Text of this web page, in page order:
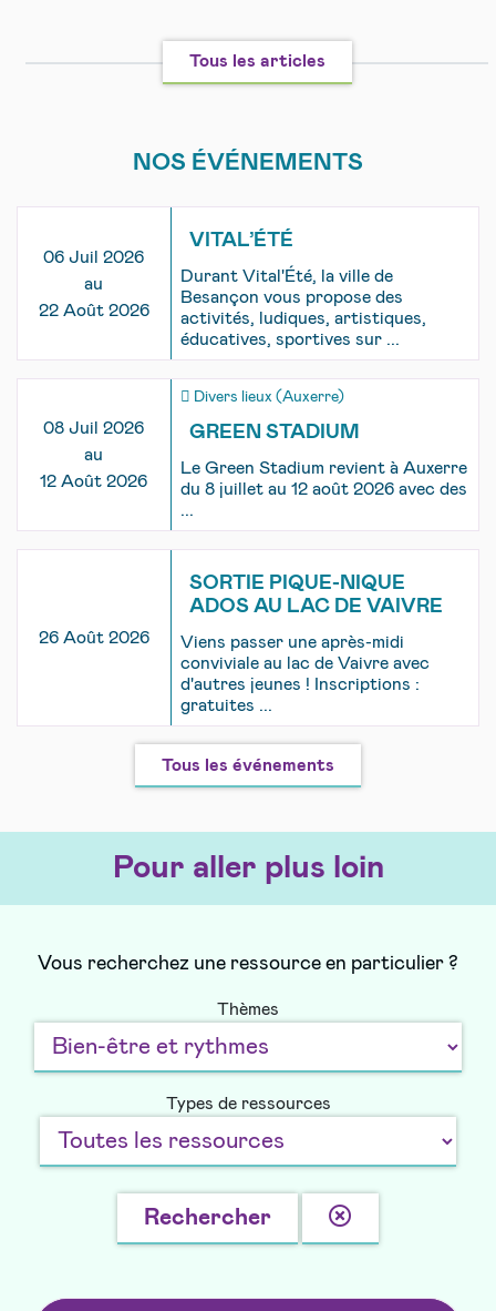
Tous les articles
NOS ÉVÉNEMENTS
06 Juil 2026
au
22 Août 2026
VITAL’ÉTÉ
Durant Vital'Été, la ville de
Besançon vous propose des
activités, ludiques, artistiques,
éducatives, sportives sur ...
08 Juil 2026
au
12 Août 2026
Divers lieux (Auxerre)
GREEN STADIUM
Le Green Stadium revient à Auxerre
du 8 juillet au 12 août 2026 avec des
...
26 Août 2026
SORTIE PIQUE-NIQUE
ADOS AU LAC DE VAIVRE
Viens passer une après-midi
conviviale au lac de Vaivre avec
d'autres jeunes ! Inscriptions :
gratuites ...
Tous les événements
Pour aller plus loin
Vous recherchez une ressource en particulier ?
Thèmes
Types de ressources
Rechercher
la